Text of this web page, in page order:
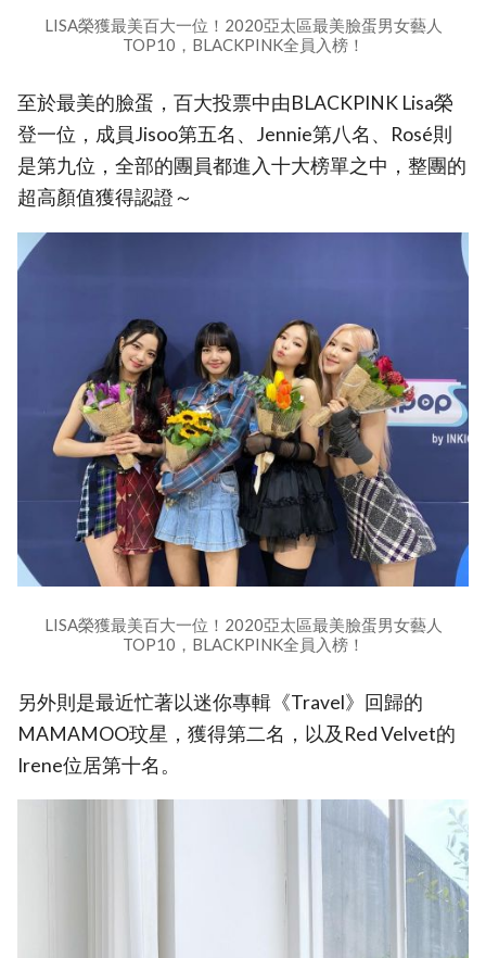
LISA榮獲最美百大一位！2020亞太區最美臉蛋男女藝人
TOP10，BLACKPINK全員入榜！
至於最美的臉蛋，百大投票中由BLACKPINK Lisa榮
登一位，成員Jisoo第五名、Jennie第八名、Rosé則
是第九位，全部的團員都進入十大榜單之中，整團的
超高顏值獲得認證～
LISA榮獲最美百大一位！2020亞太區最美臉蛋男女藝人
TOP10，BLACKPINK全員入榜！
另外則是最近忙著以迷你專輯《Travel》回歸的
MAMAMOO玟星，獲得第二名，以及Red Velvet的
Irene位居第十名。